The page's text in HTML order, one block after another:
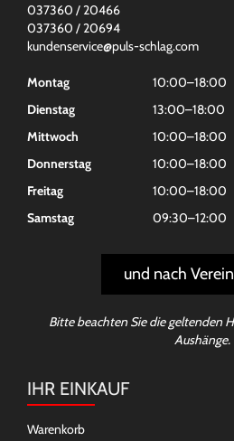
037360 / 20466
037360 / 20694
kundenservice@puls-schlag.com
Montag
10:00–18:00
Dienstag
13:00–18:00
Mittwoch
10:00–18:00
Donnerstag
10:00–18:00
Freitag
10:00–18:00
Samstag
09:30–12:00
und nach
Bitte beachten Sie die geltenden
Aushänge.
IHR EINKAUF
Warenkorb